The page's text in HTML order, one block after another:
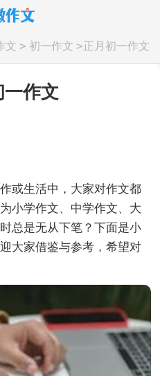
文 > 初一作文 >正月初一作文
作文
生活中，大家对作文都
小学作文、中学作文、大
总是无从下笔？下面是小
大家借鉴与参考，希望对